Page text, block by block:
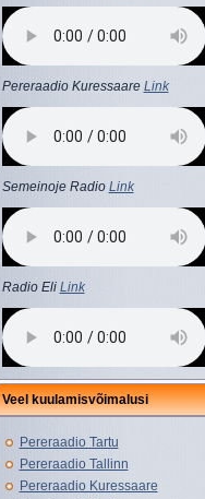
Pereraadio Kuressaare Link
Semeinoje Radio Link
Radio Eli Link
Veel kuulamisvõimalusi
Pereraadio Tartu
Pereraadio Tallinn
Pereraadio Kuressaare